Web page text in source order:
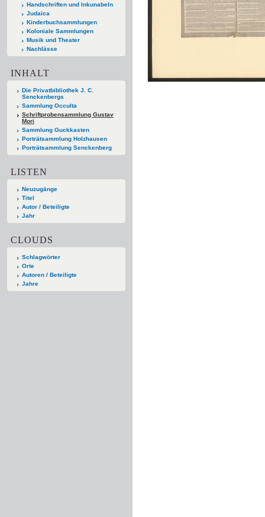
Handschriften und Inkunabeln
Judaica
Kinderbuchsammlungen
Koloniale Sammlungen
Musik und Theater
Nachlässe
INHALT
Die Privatbibliothek J. C.
Senckenbergs
Sammlung Occulta
Schriftprobensammlung Gustav
Mori
Sammlung Guckkasten
Porträtsammlung Holzhausen
Porträtsammlung Senckenberg
LISTEN
Neuzugänge
Titel
Autor / Beteiligte
Jahr
CLOUDS
Schlagwörter
Orte
Autoren / Beteiligte
Jahre